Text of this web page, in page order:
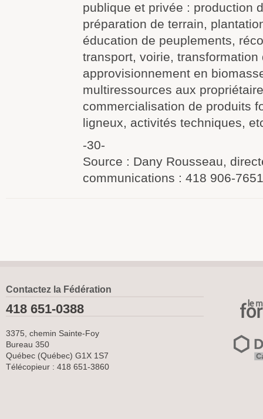
publique et privée : production
préparation de terrain,
éducation de peuplements,
transport, voirie, transformation
approvisionnement en
multiressources aux
commercialisation de produits
ligneux, activités techniques,
-30-
Source : Dany Rousseau,
communications : 418 906-7651
Contactez la Fédération
418 651-0388
3375, chemin Sainte-Foy
Bureau 350
Québec (Québec) G1X 1S7
Télécopieur : 418 651-3860